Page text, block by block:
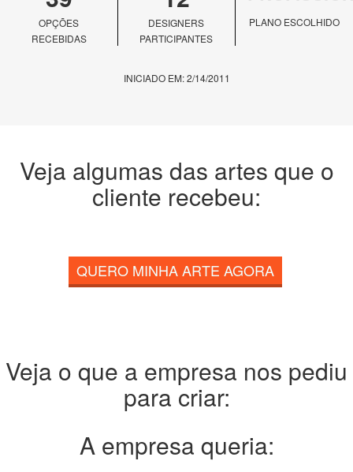
OPÇÕES
RECEBIDAS
DESIGNERS
PARTICIPANTES
PLANO ESCOLHIDO
INICIADO EM: 2/14/2011
Veja algumas das artes que o
cliente recebeu:
QUERO MINHA ARTE AGORA
Veja o que a empresa nos pediu
para criar:
A empresa queria: